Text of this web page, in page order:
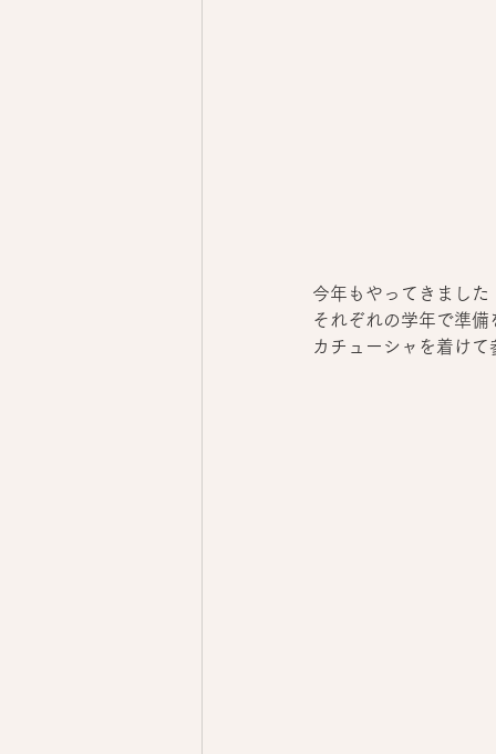
今年もやってきまし
それぞれの学年で準備
カチューシャを着け